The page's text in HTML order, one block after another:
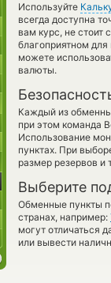
Используйте
всегда доступна
вам курс, не стоит
благоприятном
можете
валюты.
Каждый из
при этом команда
Использование
пунктах. При
размер резервов и
Выберите
Обменные пункты
странах, например:
могут отличаться
или вывести